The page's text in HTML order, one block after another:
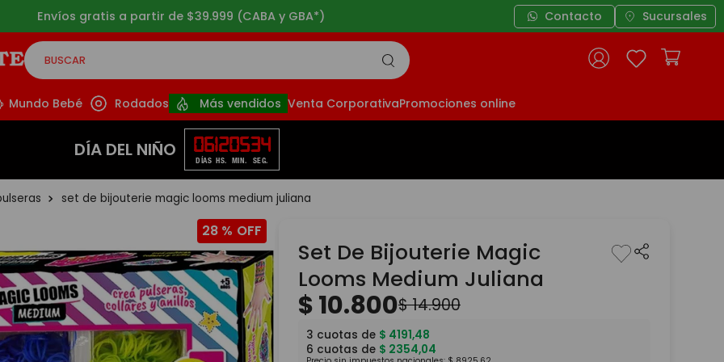
Envíos gratis a partir de $39.999 (CABA y GBA*) Contacto Sucursales
BUSCAR
Mundo Bebé Rodados Más vendidos Venta CorporativaPromociones online
DÍA DEL NIÑO 06
DÍAS
12
HS.
05
MIN.
33
SEG.
set de bijouterie magic looms medium juliana
28 %
Set De Bijouterie Magic
Looms Medium Juliana
$10.800$14.900
3 cuotas de $ 4191,48
6 cuotas de $ 2354,04